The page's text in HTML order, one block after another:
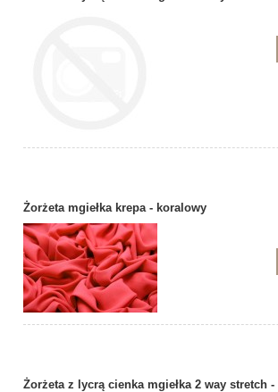
Żorżeta mgiełka krepa - koralowy
Żorżeta z lycrą cienka mgiełka 2 way stretch